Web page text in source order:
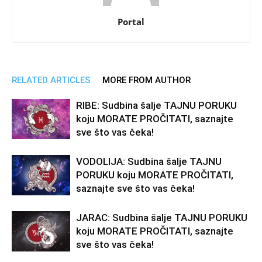
Portal
RELATED ARTICLES MORE FROM AUTHOR
RIBE: Sudbina šalje TAJNU PORUKU
koju MORATE PROČITATI, saznajte
sve što vas čeka!
VODOLIJA: Sudbina šalje TAJNU
PORUKU koju MORATE PROČITATI,
saznajte sve što vas čeka!
JARAC: Sudbina šalje TAJNU PORUKU
koju MORATE PROČITATI, saznajte
sve što vas čeka!